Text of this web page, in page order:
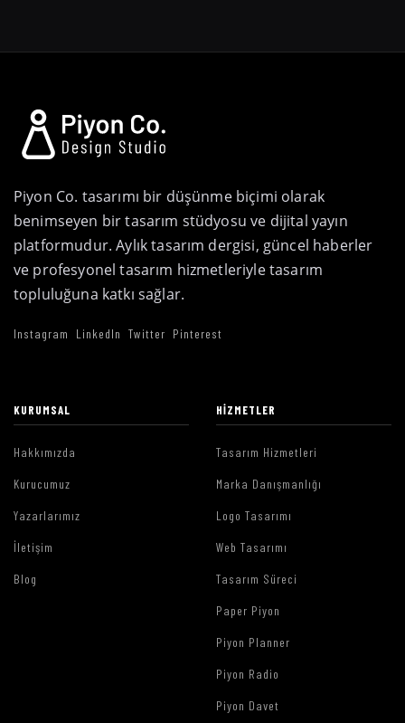
Piyon Co. tasarımı bir düşünme biçimi olarak
benimseyen bir tasarım stüdyosu ve dijital yayın
platformudur. Aylık tasarım dergisi, güncel haberler
ve profesyonel tasarım hizmetleriyle tasarım
topluluğuna katkı sağlar.
Instagram LinkedIn Twitter Pinterest
KURUMSAL
Hakkımızda
Kurucumuz
Yazarlarımız
İletişim
Blog
HIZMETLER
Tasarım Hizmetleri
Marka Danışmanlığı
Logo Tasarımı
Web Tasarımı
Tasarım Süreci
Paper Piyon
Piyon Planner
Piyon Radio
Piyon Davet